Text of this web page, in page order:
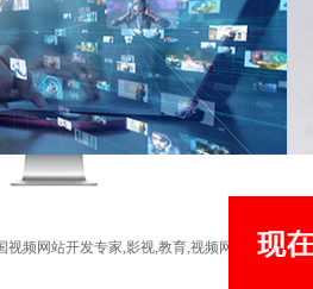
频网站开发专家,影视,教育,视频网
新